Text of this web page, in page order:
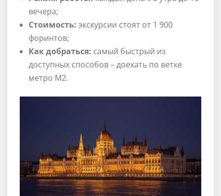
вечера;
Стоимость: экскурсии стоят от 1 900
форинтов;
Как добраться: самый быстрый из
доступных способов – доехать по ветке
метро М2.